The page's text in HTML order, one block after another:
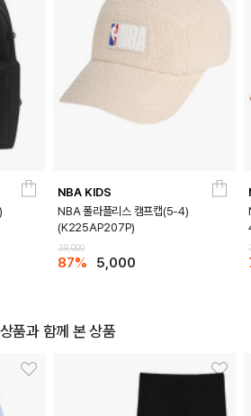
NBA KIDS
NBA 폴라플리스 캠프캡(5-4)
(K225AP207P)
39,000
87% 5,000
품과 함께 본 상품